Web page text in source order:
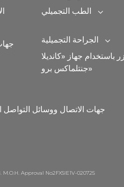
الطب التجميلي
الجراحة التجميلية
باستخدام جهاز «كانديلا
جنتلماكس برو»
جهات الاتصال ووسائل التواصل
Approval No2FXSIE1V-020725